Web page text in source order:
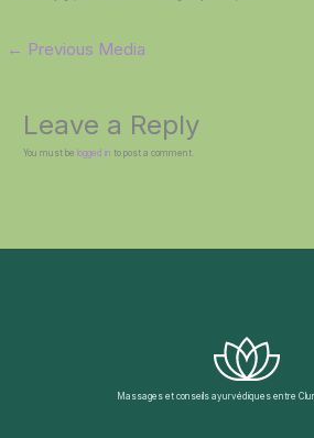
← Previous Media
Leave a Reply
You must be logged in to post a comment.
Massages et conseils ayurvédiques entre